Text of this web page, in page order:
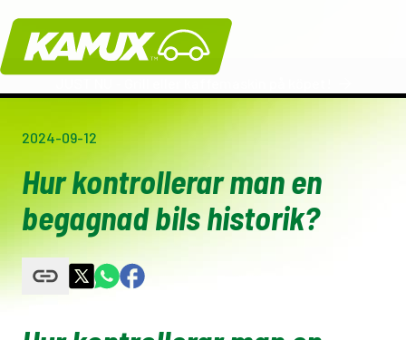
Kamux
2024-09-12
Hur kontrollerar man en
begagnad bils historik?